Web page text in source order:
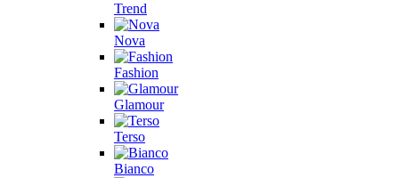
Trend
Nova
Fashion
Glamour
Terso
Bianco